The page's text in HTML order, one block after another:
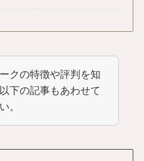
クの特徴や評判を知
下の記事もあわせて
。